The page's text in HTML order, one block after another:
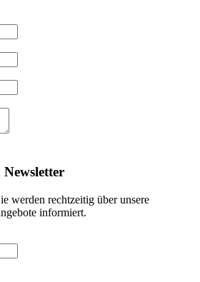
werden rechtzeitig über unsere
informiert.